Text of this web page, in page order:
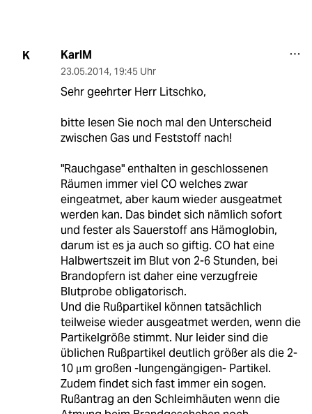
K KarlM
23.05.2014, 19:45 Uhr
Sehr geehrter Herr Litschko,
bitte lesen Sie noch mal den Unterscheid
zwischen Gas und Feststoff nach!
"Rauchgase" enthalten in geschlossenen
Räumen immer viel CO welches zwar
eingeatmet, aber kaum wieder ausgeatmet
werden kan. Das bindet sich nämlich sofort
und fester als Sauerstoff ans Hämoglobin,
darum ist es ja auch so giftig. CO hat eine
Halbwertszeit im Blut von 2-6 Stunden, bei
Brandopfern ist daher eine verzugfreie
Blutprobe obligatorisch.
Und die Rußpartikel können tatsächlich
teilweise wieder ausgeatmet werden, wenn die
Partikelgröße stimmt. Nur leider sind die
üblichen Rußpartikel deutlich größer als die 2-
10 μm großen -lungengängigen- Partikel.
Zudem findet sich fast immer ein sogen.
Rußantrag an den Schleimhäuten wenn die